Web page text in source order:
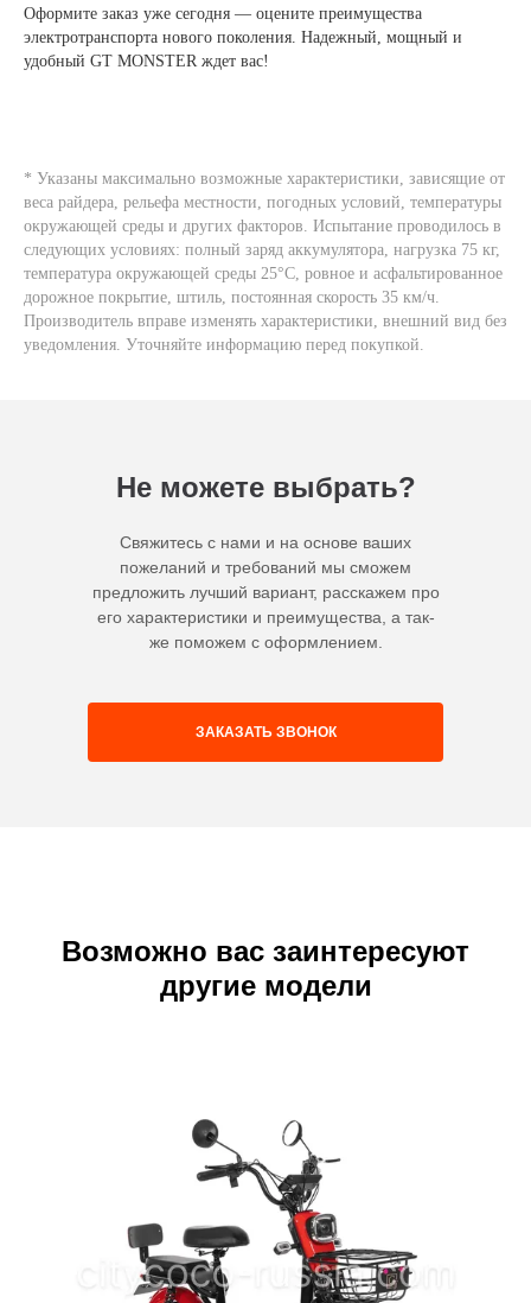
Оформите заказ уже сегодня — оцените преимущества
электротранспорта нового поколения. Надежный, мощный и
удобный GT MONSTER ждет вас!
* Указаны максимально возможные характеристики, зависящие от
веса райдера, рельефа местности, погодных условий, температуры
окружающей среды и других факторов. Испытание проводилось в
следующих условиях: полный заряд аккумулятора, нагрузка 75 кг,
температура окружающей среды 25°C, ровное и асфальтированное
дорожное покрытие, штиль, постоянная скорость 35 км/ч.
Производитель вправе изменять характеристики, внешний вид без
уведомления. Уточняйте информацию перед покупкой.
Не можете выбрать?
Свяжитесь с нами и на основе ваших
пожеланий и требований мы сможем
предложить лучший вариант, расскажем про
его характеристики и преимущества, а так-
же поможем с оформлением.
ЗАКАЗАТЬ ЗВОНОК
Возможно вас заинтересуют
другие модели